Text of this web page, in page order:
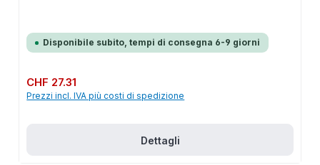
Disponibile subito, tempi di consegna 6-9 giorni
Prezzo normale:
CHF 27.31
Prezzi incl. IVA più costi di spedizione
Dettagli